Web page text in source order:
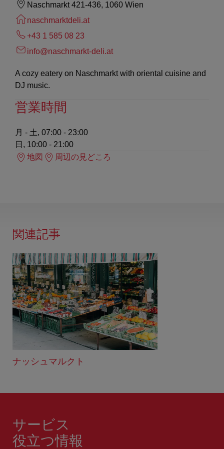
Naschmarkt 421-436, 1060 Wien
naschmarktdeli.at
+43 1 585 08 23
info@naschmarkt-deli.at
A cozy eatery on Naschmarkt with oriental cuisine and
DJ music.
営業時間
月 - 土, 07:00 - 23:00
日, 10:00 - 21:00
地図
周辺の見どころ
関連記事
ナッシュマルクト
サービス
役立つ情報